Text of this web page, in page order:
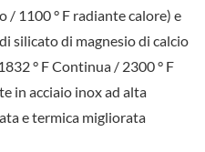
/ 1100 ° F radiante calore) e
silicato di magnesio di calcio
° F Continua / 2300 ° F
in acciaio inox ad alta
e termica migliorata